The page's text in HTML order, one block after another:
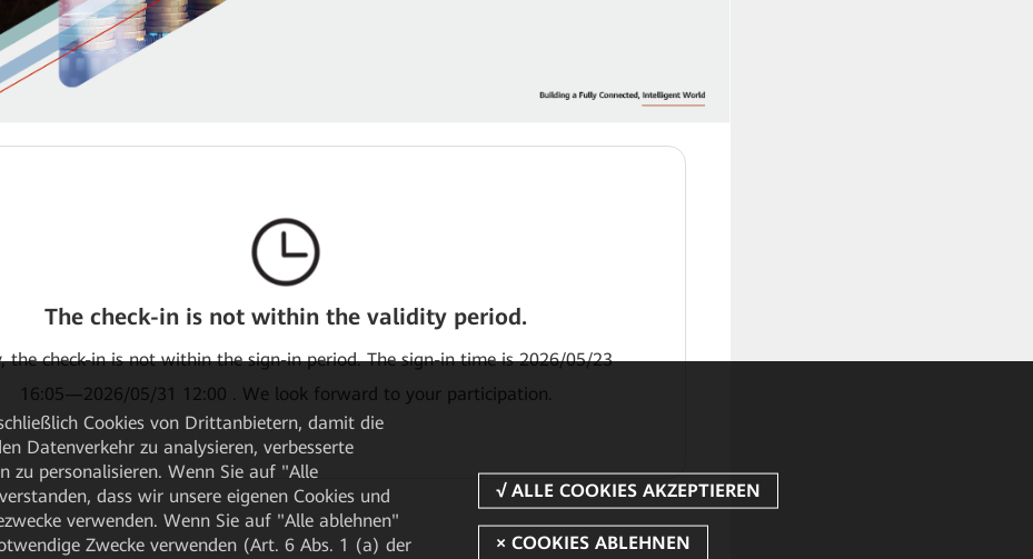
The check-in is not within the validity period.
the check-in is not within the sign-in period. The sign-in time is 2026/05/23
16:05—2026/05/31 12:00 . We look forward to your participation.
Cookies von Drittanbietern, damit die
Datenverkehr zu analysieren, verbesserte
zu personalisieren. Wenn Sie auf "Alle
dass wir unsere eigenen Cookies und
verwenden. Wenn Sie auf "Alle ablehnen"
Zwecke verwenden (Art. 6 Abs. 1 (a) der